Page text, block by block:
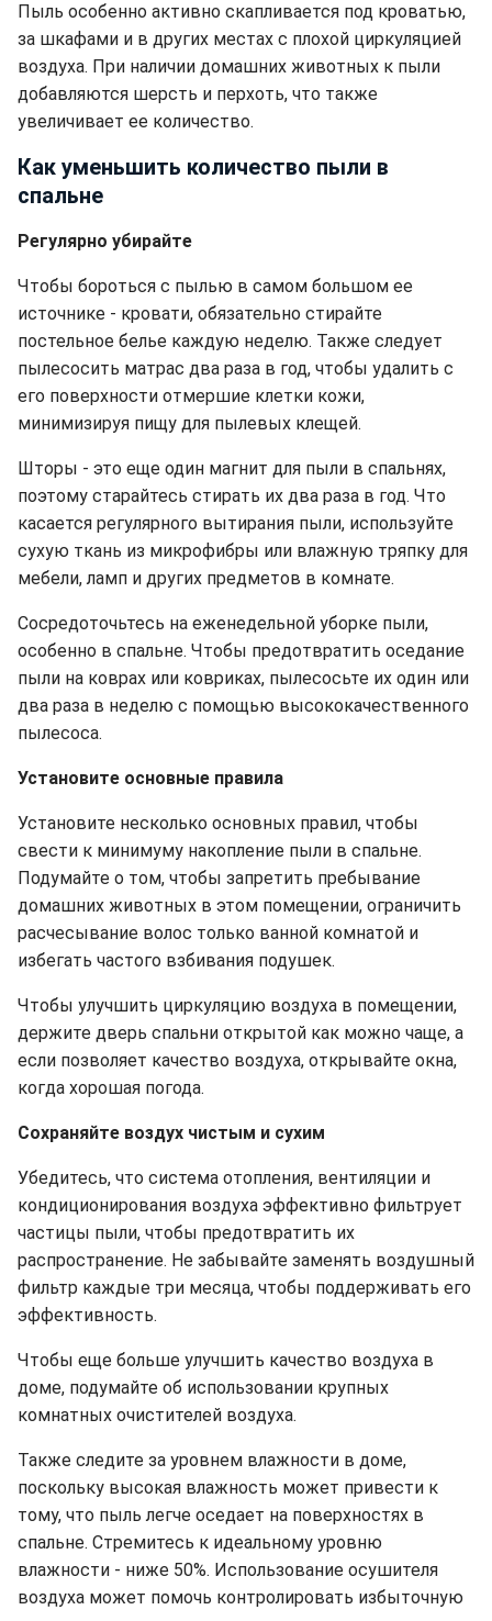
Пыль особенно активно скапливается под кроватью,
за шкафами и в других местах с плохой циркуляцией
воздуха. При наличии домашних животных к пыли
добавляются шерсть и перхоть, что также
увеличивает ее количество.
Как уменьшить количество пыли в
спальне
Регулярно убирайте
Чтобы бороться с пылью в самом большом ее
источнике - кровати, обязательно стирайте
постельное белье каждую неделю. Также следует
пылесосить матрас два раза в год, чтобы удалить с
его поверхности отмершие клетки кожи,
минимизируя пищу для пылевых клещей.
Шторы - это еще один магнит для пыли в спальнях,
поэтому старайтесь стирать их два раза в год. Что
касается регулярного вытирания пыли, используйте
сухую ткань из микрофибры или влажную тряпку для
мебели, ламп и других предметов в комнате.
Сосредоточьтесь на еженедельной уборке пыли,
особенно в спальне. Чтобы предотвратить оседание
пыли на коврах или ковриках, пылесосьте их один или
два раза в неделю с помощью высококачественного
пылесоса.
Установите основные правила
Установите несколько основных правил, чтобы
свести к минимуму накопление пыли в спальне.
Подумайте о том, чтобы запретить пребывание
домашних животных в этом помещении, ограничить
расчесывание волос только ванной комнатой и
избегать частого взбивания подушек.
Чтобы улучшить циркуляцию воздуха в помещении,
держите дверь спальни открытой как можно чаще, а
если позволяет качество воздуха, открывайте окна,
когда хорошая погода.
Сохраняйте воздух чистым и сухим
Убедитесь, что система отопления, вентиляции и
кондиционирования воздуха эффективно фильтрует
частицы пыли, чтобы предотвратить их
распространение. Не забывайте заменять воздушный
фильтр каждые три месяца, чтобы поддерживать его
эффективность.
Чтобы еще больше улучшить качество воздуха в
доме, подумайте об использовании крупных
комнатных очистителей воздуха.
Также следите за уровнем влажности в доме,
поскольку высокая влажность может привести к
тому, что пыль легче оседает на поверхностях в
спальне. Стремитесь к идеальному уровню
влажности - ниже 50%. Использование осушителя
воздуха может помочь контролировать избыточную